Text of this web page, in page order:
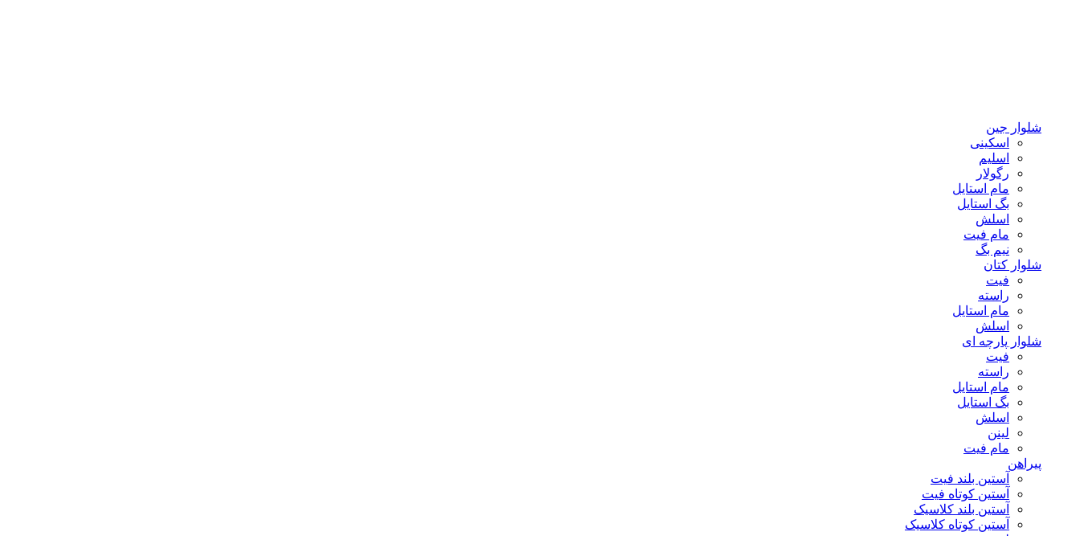
شلوار جین
اسکینی
اسلیم
رگولار
مام استایل
بگ استایل
اسلش
مام فیت
نیم بگ
شلوار کتان
فیت
راسته
مام استایل
اسلش
شلوار پارچه ای
فیت
راسته
مام استایل
بگ استایل
اسلش
لینن
مام فیت
پیراهن
آستین بلند فیت
آستین کوتاه فیت
آستین بلند کلاسیک
آستین کوتاه کلاسیک